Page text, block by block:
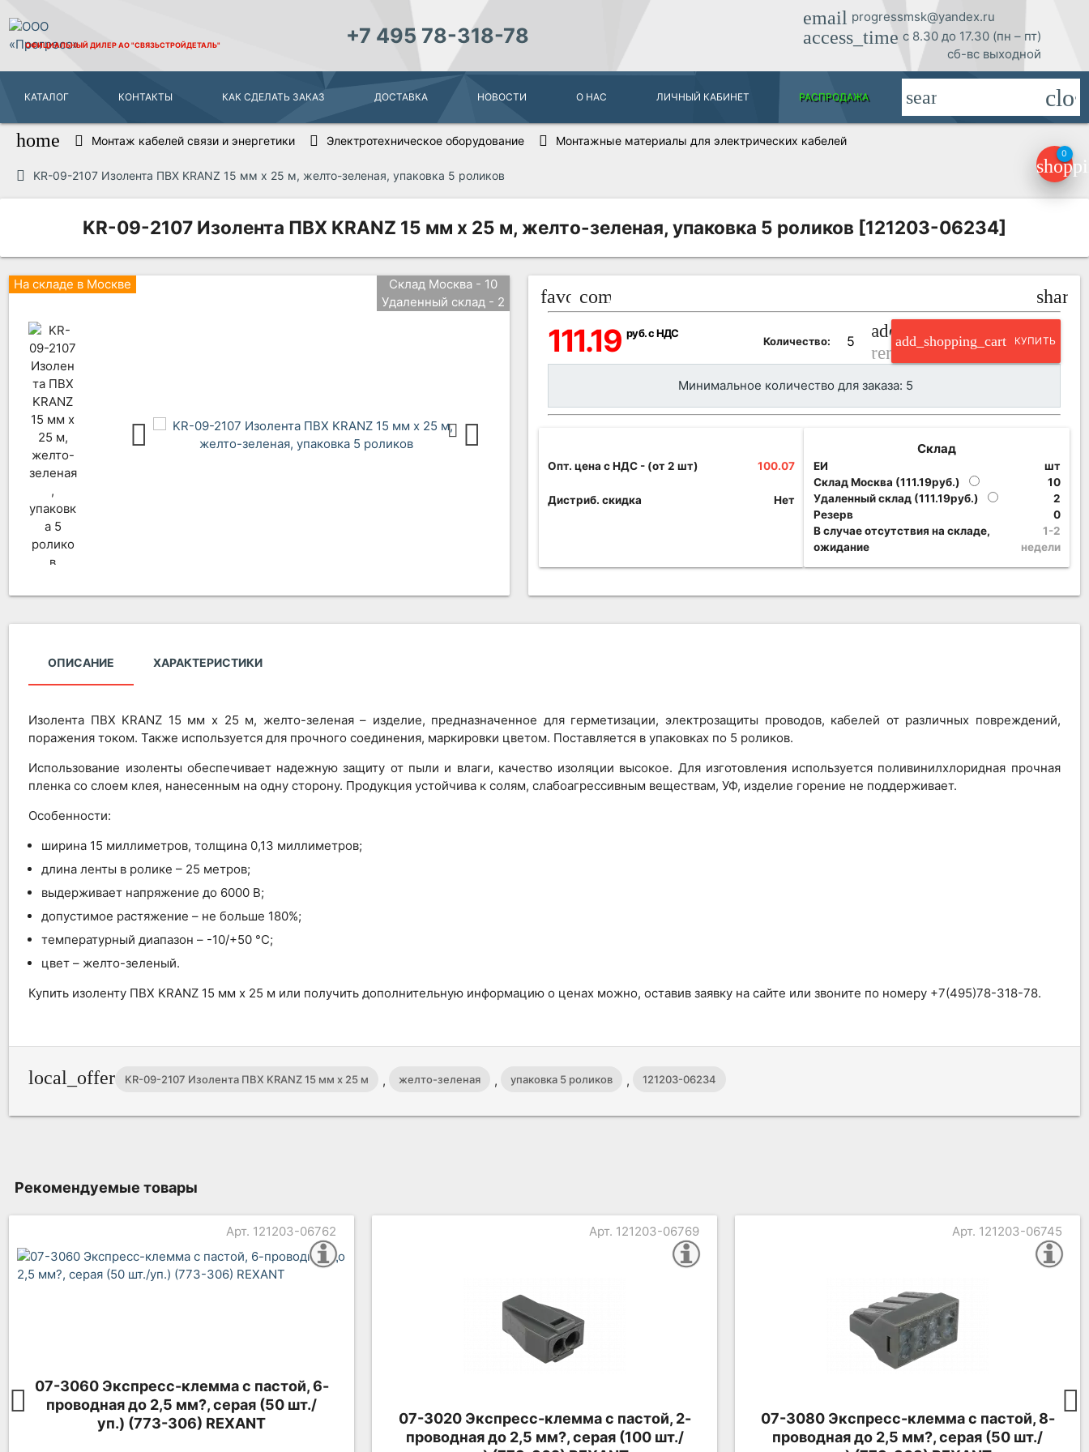
ОФИЦИАЛЬНЫЙ ДИЛЕРАО "СВЯЗЬСТРОЙДЕТАЛЬ" +7 495 78-318-78
email progressmsk@yandex.ru
access_time с 8.30 до 17.30 (пн – пт)
сб-вс выходной
КАТАЛОГ КОНТАКТЫ КАК СДЕЛАТЬ ЗАКАЗ ДОСТАВКА НОВОСТИ О НАС ЛИЧНЫЙ КАБИНЕТ РАСПРОДАЖА search
0
home Монтаж кабелей связи и энергетики Электротехническое оборудование Монтажные материалы для электрических кабелей
KR-09-2107 Изолента ПВХ KRANZ 15 мм х 25 м, желто-зеленая, упаковка 5 роликов
KR-09-2107 Изолента ПВХ KRANZ 15 мм х 25 м, желто-зеленая, упаковка 5 роликов [121203-06234]
На складе в Москве
Склад Москва - 10
Удаленный склад - 2
favorite_border
compare_arrows share
111.19руб. с НДС
Количество:
add_circle_outline
remove_circle_outline
add_shopping_cart КУПИТЬ
Минимальное количество для заказа: 5
Опт. цена c НДС- (от 2 шт) 100.07
Дистриб. скидка Нет
Склад
ЕИ
шт
Склад Москва (111.19руб.)
10
Удаленный склад (111.19руб.)
2
Резерв
0
В случае отсутствия на складе,
ожидание
1-2
недели
ОПИСАНИЕ ХАРАКТЕРИСТИКИ
Изолента ПВХ KRANZ 15 мм х 25 м, желто-зеленая – изделие, предназначенное для герметизации, электрозащиты проводов, кабелей от различных повреждений,
поражения током. Также используется для прочного соединения, маркировки цветом. Поставляется в упаковках по 5 роликов.
Использование изоленты обеспечивает надежную защиту от пыли и влаги, качество изоляции высокое. Для изготовления используется поливинилхлоридная прочная
пленка со слоем клея, нанесенным на одну сторону. Продукция устойчива к солям, слабоагрессивным веществам, УФ, изделие горение не поддерживает.
Особенности:
ширина 15 миллиметров, толщина 0,13 миллиметров;
длина ленты в ролике – 25 метров;
выдерживает напряжение до 6000 В;
допустимое растяжение – не больше 180%;
температурный диапазон – -10/+50 °С;
цвет – желто-зеленый.
Купить изоленту ПВХ KRANZ 15 мм х 25 м или получить дополнительную информацию о ценах можно, оставив заявку на сайте или звоните по номеру +7(495)78-318-78.
local_offer KR-09-2107 Изолента ПВХ KRANZ 15 мм х 25 м , желто-зеленая , упаковка 5 роликов , 121203-06234
Рекомендуемые товары
Арт. 121203-06769
07-3020 Экспресс-клемма с пастой, 2-
проводная до 2,5 мм?, серая (100 шт./
Арт. 121203-06745
07-3080 Экспресс-клемма с пастой, 8-
проводная до 2,5 мм?, серая (50 шт./
Арт. 121203-06786
07-3211 Экспресс-клемма REXANT
СМК 2273-202, 2-проводная 0.5-2.5